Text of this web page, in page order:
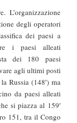
L’organizzazione
degli operatori
dei paesi a
i paesi alleati
dei 180 paesi
agli ultimi posti
Russia (148′) ma
da paesi alleati
si piazza al 159′
151, tra il Congo